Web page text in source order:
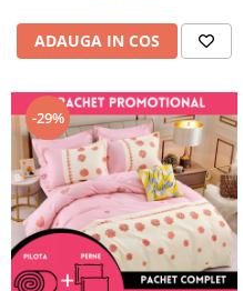
ADAUGA IN COS
-29%